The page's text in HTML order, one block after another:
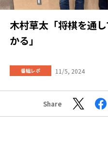
木村草太「将棋を通
かる」
番組レポ 11/5, 2024
Share